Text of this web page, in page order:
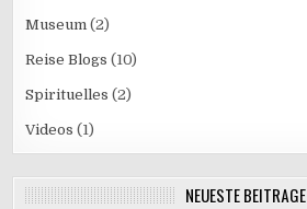
Museum (2)
Reise Blogs (10)
Spirituelles (2)
Videos (1)
NEUESTE BEITRÄGE